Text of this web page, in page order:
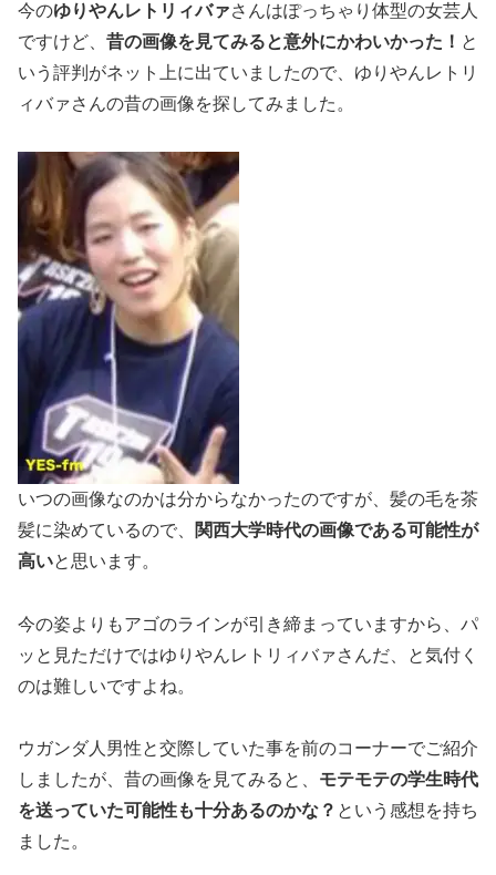
今のゆりやんレトリィバァさんはぽっちゃり体型の女芸人
ですけど、 昔の画像を見てみると意外にかわいかった！ と
いう評判がネット上に出ていましたので、ゆりやんレトリ
ィバァさんの昔の画像を探してみました。
いつの画像なのかは分からなかったのですが、髪の毛を茶
髪に染めているので、
関西大学時代の画像である可能性が
高いと思います。
今の姿よりもアゴのラインが引き締まっていますから、パ
ッと見ただけではゆりやんレトリィバァさんだ、と気付く
のは難しいですよね。
ウガンダ人男性と交際していた事を前のコーナーでご紹介
しましたが、昔の画像を見てみると、 モテモテの学生時代
を送っていた可能性も十分あるのかな？ という感想を持ち
ました。